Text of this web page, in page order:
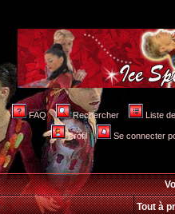
FAQ Rechercher Liste
Profil Se connecter
Tout à